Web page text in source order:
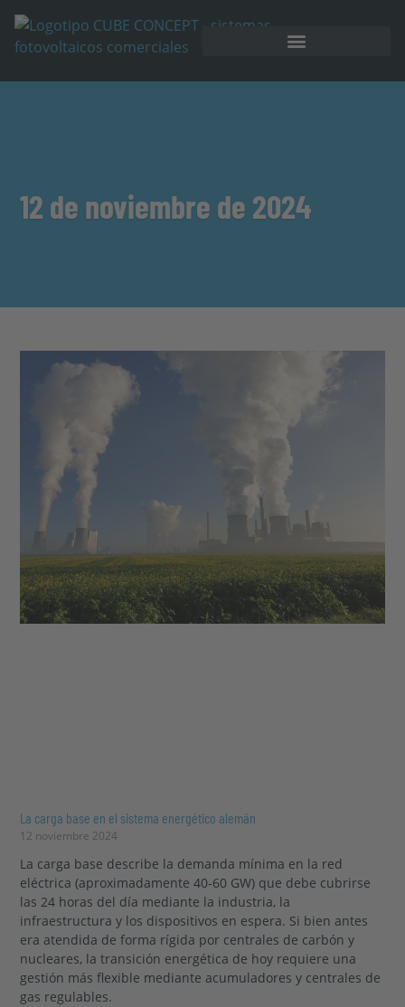
12 de noviembre de 2024
La carga base en el sistema energético alemán
12 noviembre 2024
La carga base describe la demanda mínima en la red
eléctrica (aproximadamente 40-60 GW) que debe cubrirse
las 24 horas del día mediante la industria, la
infraestructura y los dispositivos en espera. Si bien antes
era atendida de forma rígida por centrales de carbón y
nucleares, la transición energética de hoy requiere una
gestión más flexible mediante acumuladores y centrales de
gas regulables.